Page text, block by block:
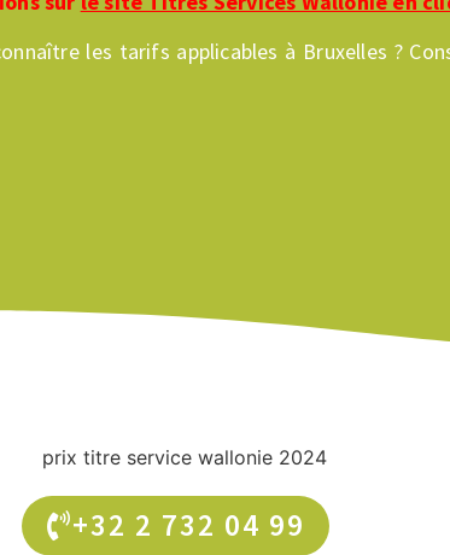
les tarifs applicables à Bruxelles ?
+32 2 732 04 99